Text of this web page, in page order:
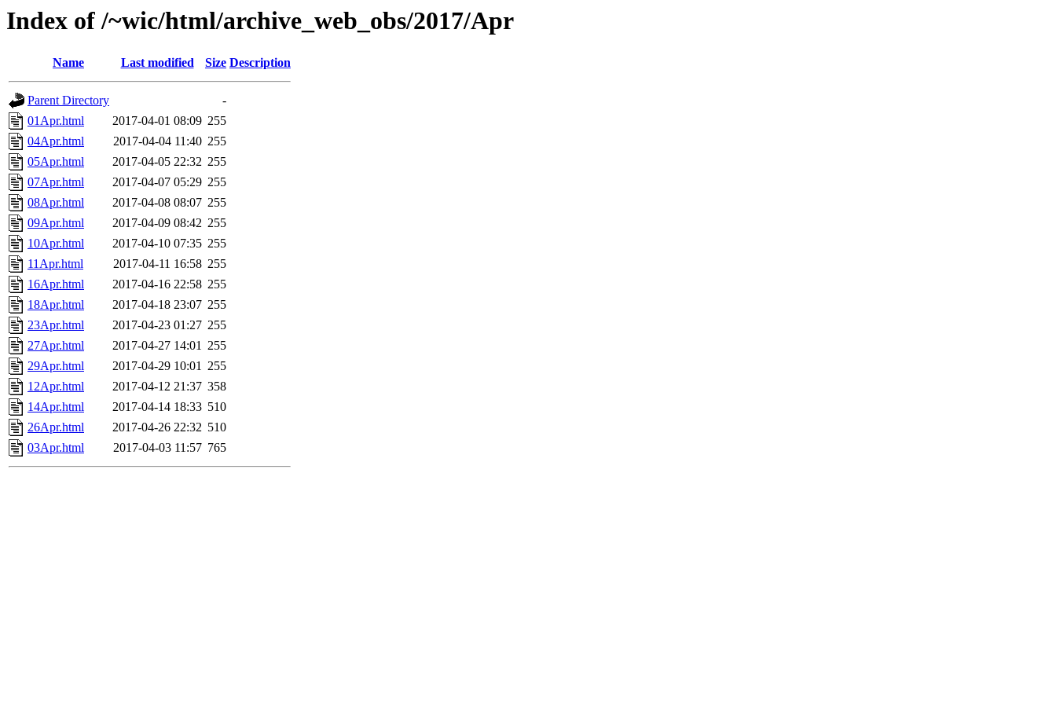
Index of /~wic/html/archive_web_obs/2017/Apr
Name Last modified Size Description
Parent Directory
-
01Apr.html
2017-04-01 08:09 255
04Apr.html
2017-04-04 11:40 255
05Apr.html
2017-04-05 22:32 255
07Apr.html
2017-04-07 05:29 255
08Apr.html
2017-04-08 08:07 255
09Apr.html
2017-04-09 08:42 255
10Apr.html
2017-04-10 07:35 255
11Apr.html
2017-04-11 16:58 255
16Apr.html
2017-04-16 22:58 255
18Apr.html
2017-04-18 23:07 255
23Apr.html
2017-04-23 01:27 255
27Apr.html
2017-04-27 14:01 255
29Apr.html
2017-04-29 10:01 255
12Apr.html
2017-04-12 21:37 358
14Apr.html
2017-04-14 18:33 510
26Apr.html
2017-04-26 22:32 510
03Apr.html
2017-04-03 11:57 765